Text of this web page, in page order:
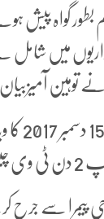
گواہ پیش
ڈی جی